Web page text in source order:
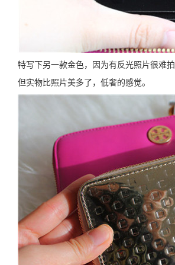
特写下另一款金色，因为有反光照片很难拍
但实物比照片美多了，低奢的感觉。